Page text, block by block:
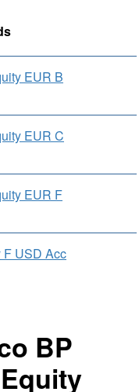
EUR B
EUR C
EUR F
F USD Acc
BP